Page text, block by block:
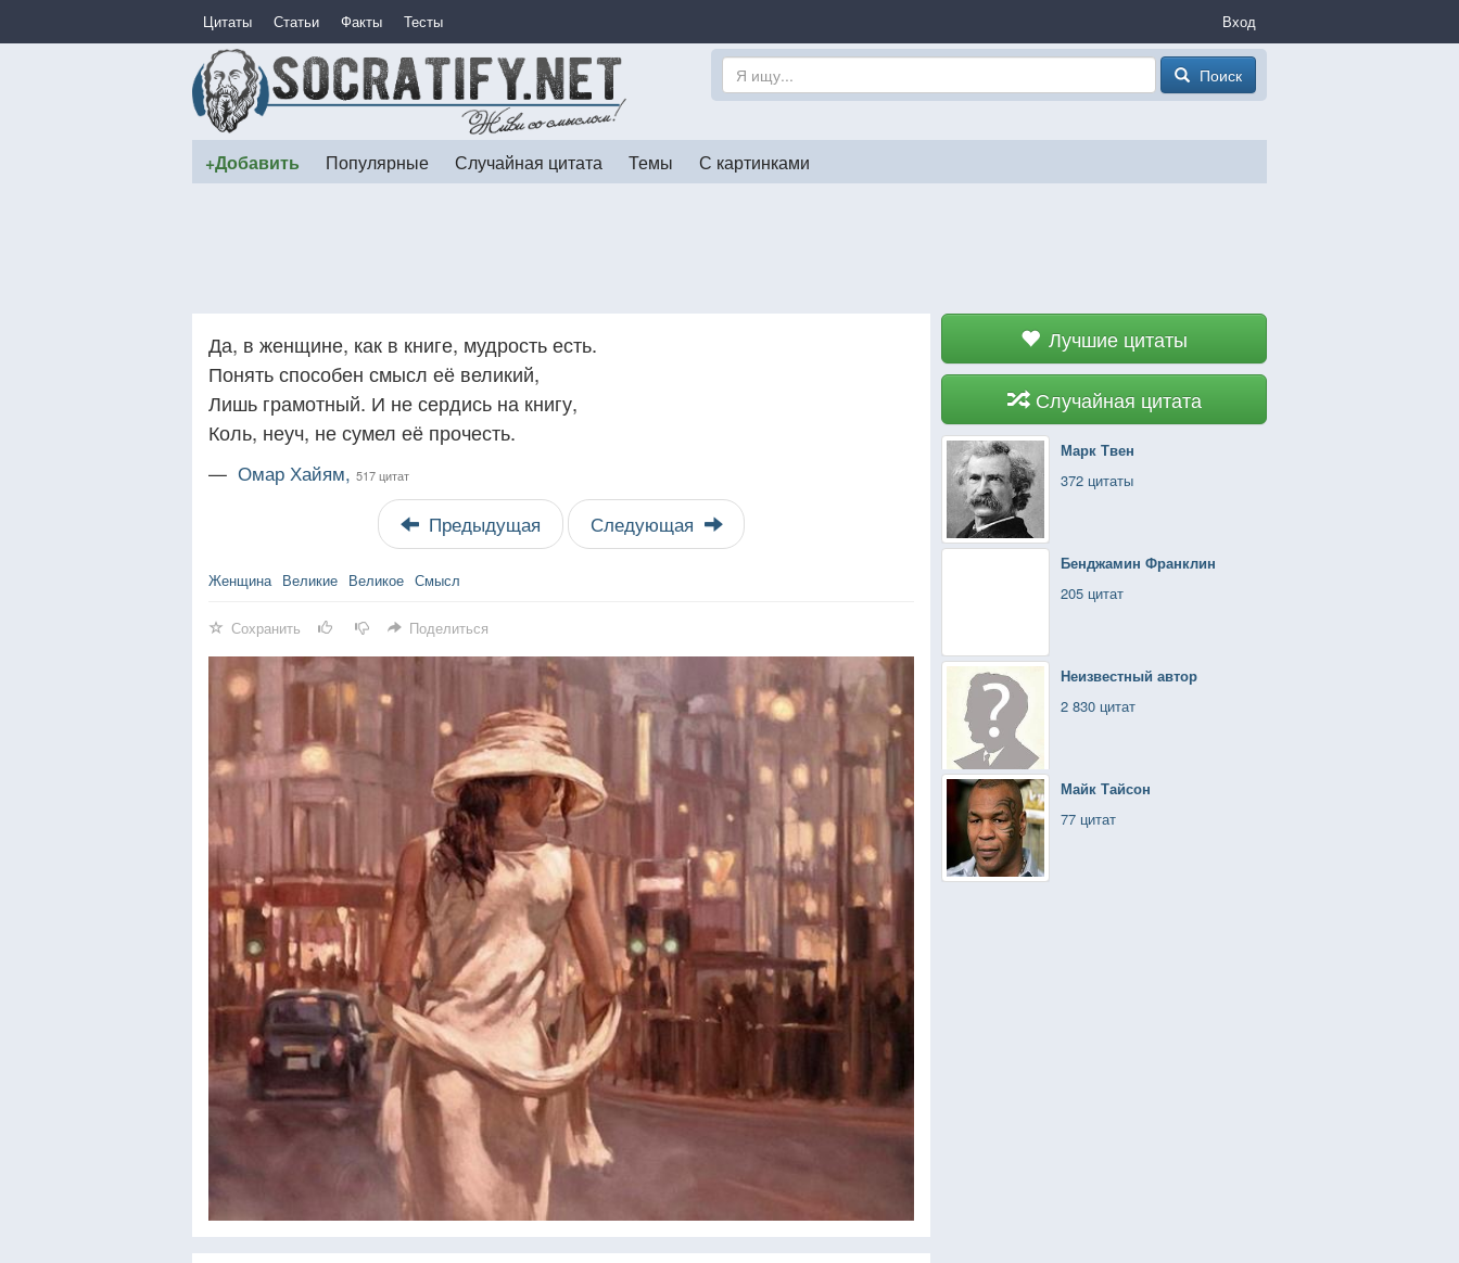
Цитаты Статьи Факты Тесты Вход
Поиск
+Добавить Популярные Случайная цитата Темы С картинками
Лучшие цитаты
Случайная цитата
Марк Твен
372 цитаты
Бенджамин Франклин
205 цитат
Неизвестный автор
2 830 цитат
Майк Тайсон
77 цитат
Да, в женщине, как в книге, мудрость есть.
Понять способен смысл её великий,
Лишь грамотный. И не сердись на книгу,
Коль, неуч, не сумел её прочесть.
— Омар Хайям, 517 цитат
Предыдущая Следующая
Женщина Великие Великое Смысл
Сохранить Поделиться